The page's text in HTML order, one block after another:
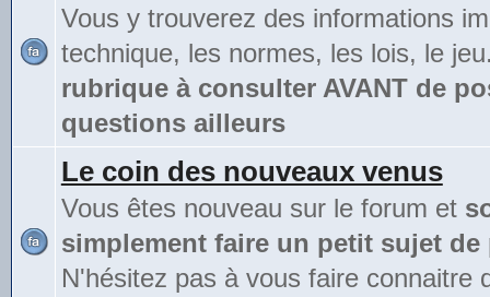
Vous y trouverez des informations
technique, les normes, les lois, le
rubrique à consulter AVANT de
questions ailleurs
Le coin des nouveaux venus
Vous êtes nouveau sur le forum et
simplement faire un petit sujet
N'hésitez pas à vous faire connaitre